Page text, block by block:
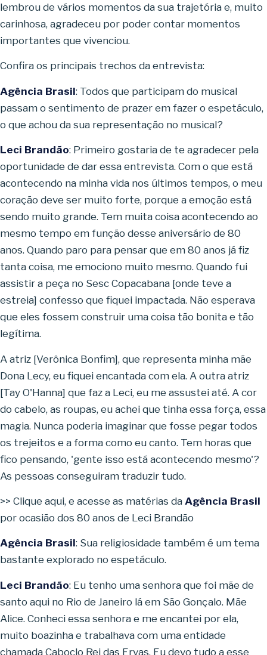
lembrou de vários momentos da sua trajetória e, muito
carinhosa, agradeceu por poder contar momentos
importantes que vivenciou.
Confira os principais trechos da entrevista:
Agência Brasil: Todos que participam do musical
passam o sentimento de prazer em fazer o espetáculo,
o que achou da sua representação no musical?
Leci Brandão: Primeiro gostaria de te agradecer pela
oportunidade de dar essa entrevista. Com o que está
acontecendo na minha vida nos últimos tempos, o meu
coração deve ser muito forte, porque a emoção está
sendo muito grande. Tem muita coisa acontecendo ao
mesmo tempo em função desse aniversário de 80
anos. Quando paro para pensar que em 80 anos já fiz
tanta coisa, me emociono muito mesmo. Quando fui
assistir a peça no Sesc Copacabana [onde teve a
estreia] confesso que fiquei impactada. Não esperava
que eles fossem construir uma coisa tão bonita e tão
legítima.
A atriz [Verônica Bonfim], que representa minha mãe
Dona Lecy, eu fiquei encantada com ela. A outra atriz
[Tay O'Hanna] que faz a Leci, eu me assustei até. A cor
do cabelo, as roupas, eu achei que tinha essa força, essa
magia. Nunca poderia imaginar que fosse pegar todos
os trejeitos e a forma como eu canto. Tem horas que
fico pensando, 'gente isso está acontecendo mesmo'?
As pessoas conseguiram traduzir tudo.
>> Clique aqui, e acesse as matérias da Agência Brasil
por ocasião dos 80 anos de Leci Brandão
Agência Brasil: Sua religiosidade também é um tema
bastante explorado no espetáculo.
Leci Brandão: Eu tenho uma senhora que foi mãe de
santo aqui no Rio de Janeiro lá em São Gonçalo. Mãe
Alice. Conheci essa senhora e me encantei por ela,
muito boazinha e trabalhava com uma entidade
chamada Caboclo Rei das Ervas. Eu devo tudo a esse